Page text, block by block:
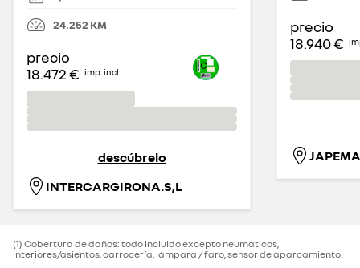
24.252 KM
precio
18.472 € imp. incl.
descúbrelo
INTERCARGIRONA.S,L
precio
18.940 €
(1) Cobertura de daños: todo incluido excepto neumáticos,
interiores/asientos, carrocería, lámpara / faro, sensor de aparcamiento.‌